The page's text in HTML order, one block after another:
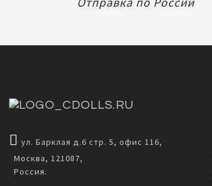
ул. Барклая д.6 стр. 5, офис 116,
Москва, 121087,
Россия.